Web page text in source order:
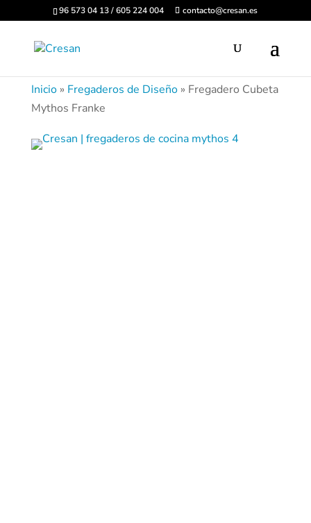
96 573 04 13 / 605 224 004 contacto@cresan.es
Inicio» Fregaderos de Diseño» Fregadero Cubeta
Mythos Franke